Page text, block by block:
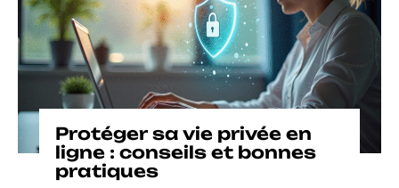
Protéger sa vie privée en
ligne : conseils et bonnes
pratiques